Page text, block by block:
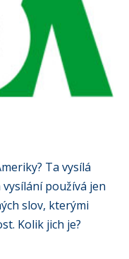
Ta vysílá
vysílání používá jen
slov, kterými
Kolik jich je?